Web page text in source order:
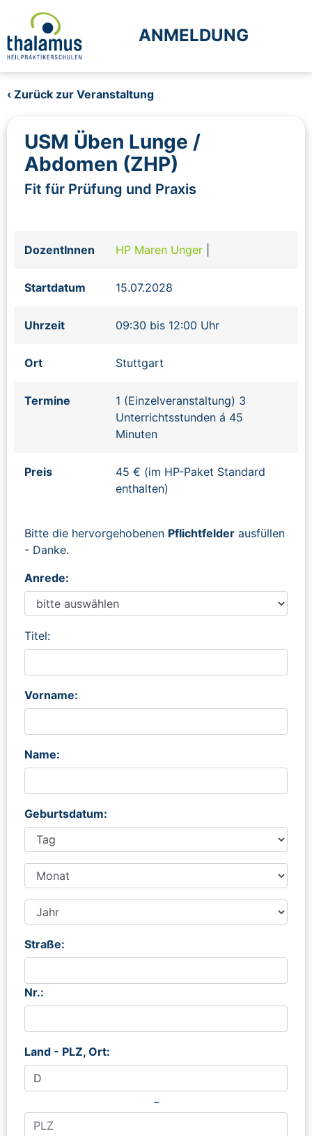
ANMELDUNG
‹ Zurück zur Veranstaltung
USM Üben Lunge /
Abdomen (ZHP)
Fit für Prüfung und Praxis
DozentInnen HP Maren Unger
Startdatum 15.07.2028
Uhrzeit 09:30 bis 12:00 Uhr
Ort Stuttgart
Termine
1 (Einzelveranstaltung) 3
Unterrichtsstunden á 45
Minuten
Preis
45 € (im HP-Paket Standard
enthalten)
Bitte die hervorgehobenen Pflichtfelder ausfüllen
- Danke.
Anrede:
Titel:
Vorname:
Name:
Geburtsdatum:
Straße:
Nr.:
Land - PLZ, Ort:
-